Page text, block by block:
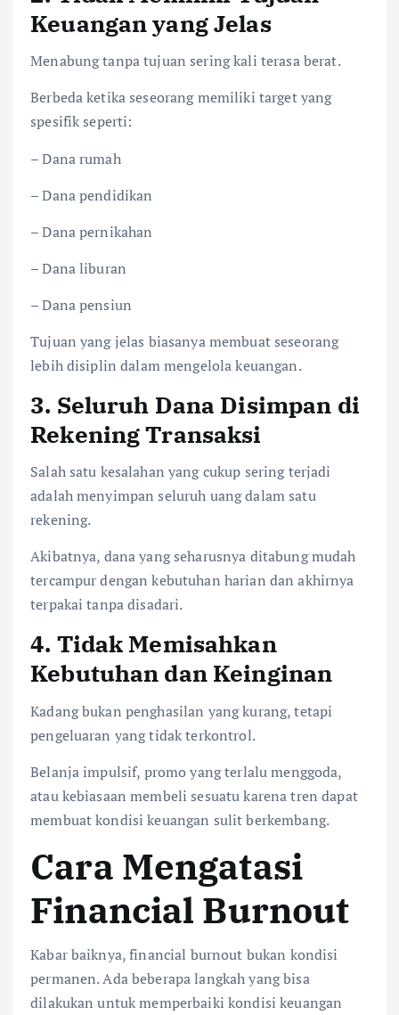
Keuangan yang Jelas
Menabung tanpa tujuan sering kali terasa berat.
Berbeda ketika seseorang memiliki target yang
spesifik seperti:
– Dana rumah
– Dana pendidikan
– Dana pernikahan
– Dana liburan
– Dana pensiun
Tujuan yang jelas biasanya membuat seseorang
lebih disiplin dalam mengelola keuangan.
3. Seluruh Dana Disimpan di
Rekening Transaksi
Salah satu kesalahan yang cukup sering terjadi
adalah menyimpan seluruh uang dalam satu
rekening.
Akibatnya, dana yang seharusnya ditabung mudah
tercampur dengan kebutuhan harian dan akhirnya
terpakai tanpa disadari.
4. Tidak Memisahkan
Kebutuhan dan Keinginan
Kadang bukan penghasilan yang kurang, tetapi
pengeluaran yang tidak terkontrol.
Belanja impulsif, promo yang terlalu menggoda,
atau kebiasaan membeli sesuatu karena tren dapat
membuat kondisi keuangan sulit berkembang.
Cara Mengatasi
Financial Burnout
Kabar baiknya, financial burnout bukan kondisi
permanen. Ada beberapa langkah yang bisa
dilakukan untuk memperbaiki kondisi keuangan